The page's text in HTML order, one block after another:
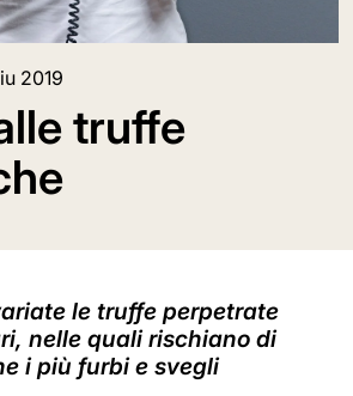
2019
truffe
le truffe perpetrate
nelle quali rischiano di
i più furbi e svegli